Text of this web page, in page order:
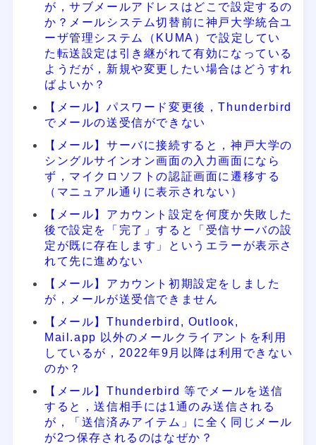
が，サブメールアドレスはどこで設定するの
か？メールシステム切替前に神戸大学統合ユ
ーザ管理システム（KUMA）で設定してい
た転送設定は引き継がれて有効になっている
ようだが，新規や変更したい場合はどうすれ
ばよいか？
【メール】パスワード変更後，Thunderbird
でメールの送受信ができない
【メール】サーバに接続すると，神戸大学の
シングルサインオン画面の入力画面になら
ず，マイクロソフトの認証画面に遷移する
（マニュアル通りに表示されない）
【メール】アカウント設定を何度か失敗した
後で設定を「完了」すると「受信サーバの設
定が既に存在します」というエラーが表示さ
れて先に進めない
【メール】アカウント初期設定をしました
が，メールが送受信できません
【メール】Thunderbird, Outlook,
Mail.app 以外のメールクライアントを利用
しているが，2022年9月以降は利用できない
のか？
【メール】Thunderbird 等でメールを送信
すると，送信相手には1通のみ送信される
が，「送信済みアイテム」に全く同じメール
が2つ保存されるのはなぜか？